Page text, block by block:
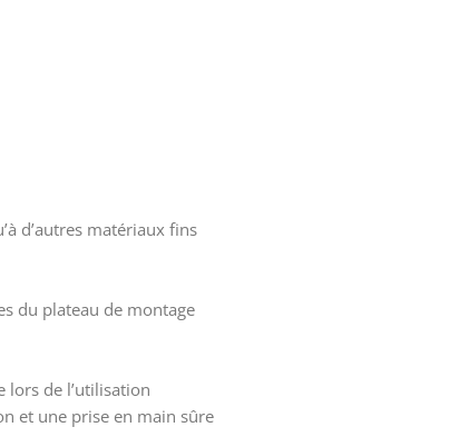
d’autres matériaux fins
du plateau de montage
lors de l’utilisation
et une prise en main sûre